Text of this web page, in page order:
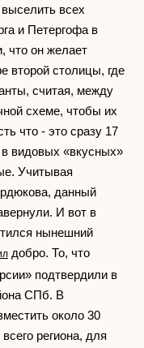
всех
и Петергофа в
что он желает
второй столицы, где
считая, между
схеме, чтобы их
что - это сразу 17
видовых «вкусных»
Учитывая
данный
И вот в
нынешний
добро. То, что
подтвердили в
СПб. В
около 30
региона, для